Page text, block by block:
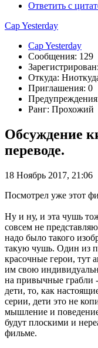
Ответить с
Cap Yesterday
Cap Yesterday
Сообщения: 129
Откуда:
Приглашения: 0
Ранг: Прохожий
Обсуждение
переводе.
18 Ноябрь 2017, 21:06
Посмотрел уже этот
Ну и ну, и эта чушь
совсем не
надо было такого
такую чушь. Один из
красочные герои, тут
им свою
на привычные грабли
дети, то, как
серии, дети это не
мышление и
будут плоскими и
фильме.